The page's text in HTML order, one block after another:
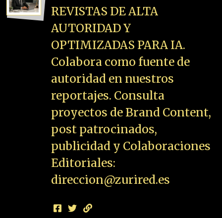
REVISTAS DE ALTA
AUTORIDAD Y
OPTIMIZADAS PARA IA.
Colabora como fuente de
autoridad en nuestros
reportajes. Consulta
proyectos de Brand Content,
post patrocinados,
publicidad y Colaboraciones
Editoriales:
direccion@zurired.es